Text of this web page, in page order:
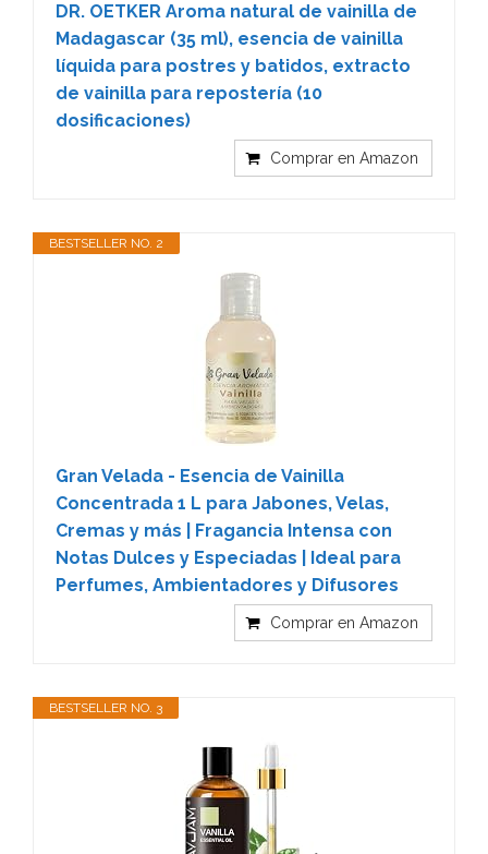
DR. OETKER Aroma natural de vainilla de
Madagascar (35 ml), esencia de vainilla
líquida para postres y batidos, extracto
de vainilla para repostería (10
dosificaciones)
Comprar en Amazon
BESTSELLER NO. 2
Gran Velada - Esencia de Vainilla
Concentrada 1 L para Jabones, Velas,
Cremas y más | Fragancia Intensa con
Notas Dulces y Especiadas | Ideal para
Perfumes, Ambientadores y Difusores
Comprar en Amazon
BESTSELLER NO. 3